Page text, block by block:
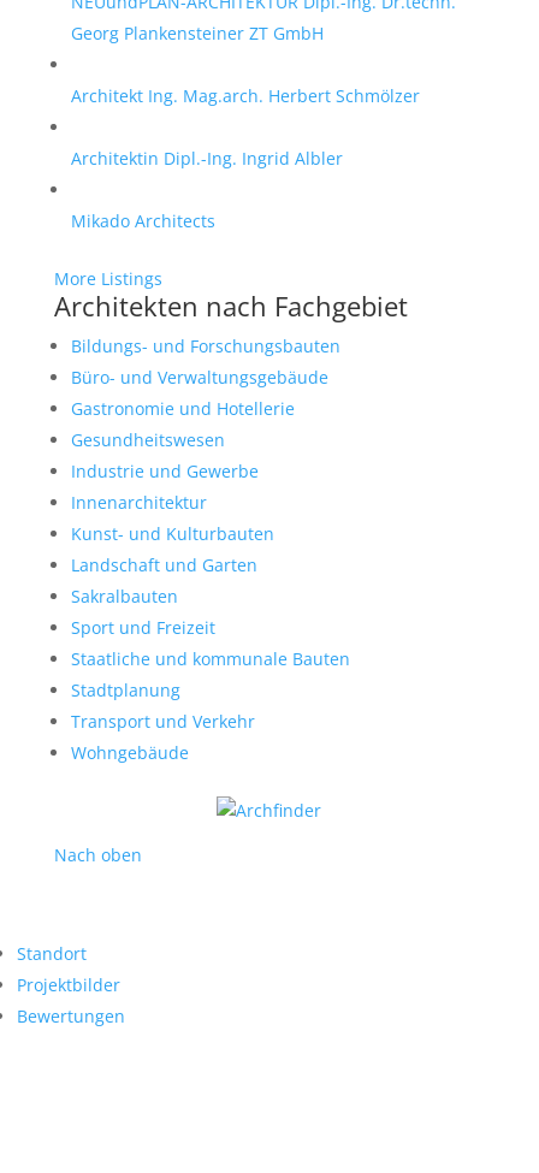
Georg Plankensteiner ZT GmbH
Architekt Ing. Mag.arch. Herbert Schmölzer
Architektin Dipl.-Ing. Ingrid Albler
Mikado Architects
More Listings
Architekten nach Fachgebiet
Bildungs- und Forschungsbauten
Büro- und Verwaltungsgebäude
Gastronomie und Hotellerie
Gesundheitswesen
Industrie und Gewerbe
Innenarchitektur
Kunst- und Kulturbauten
Landschaft und Garten
Sakralbauten
Sport und Freizeit
Staatliche und kommunale Bauten
Stadtplanung
Transport und Verkehr
Wohngebäude
Nach oben
Standort
Projektbilder
Bewertungen